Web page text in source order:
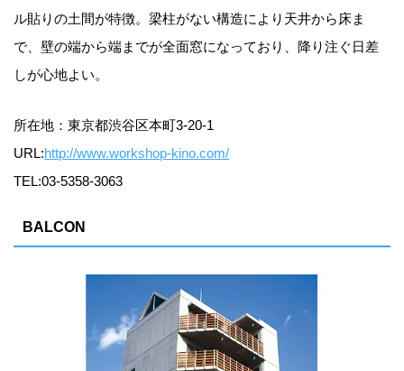
ル貼りの土間が特徴。梁柱がない構造により天井から床ま
で、壁の端から端までが全面窓になっており、降り注ぐ日差
しが心地よい。
所在地：東京都渋谷区本町3-20-1
URL:http://www.workshop-kino.com/
TEL:03-5358-3063
BALCON